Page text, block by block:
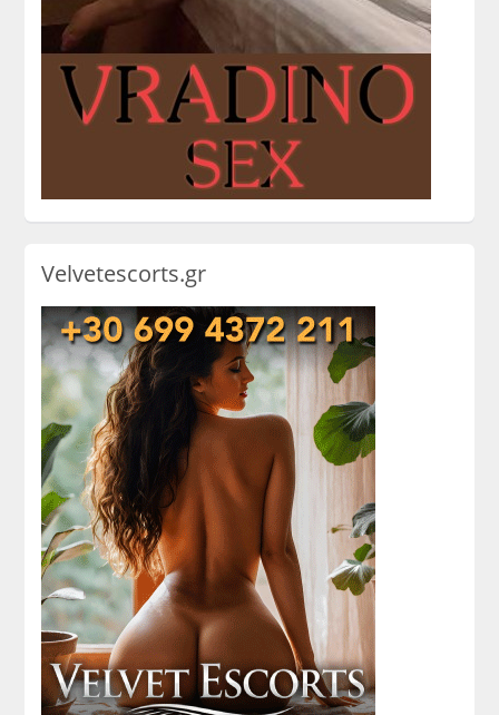
Velvetescorts.gr